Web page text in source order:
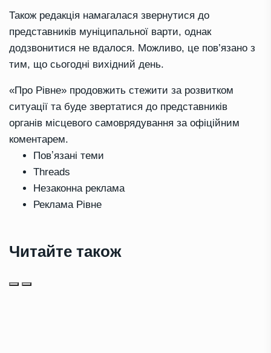
Також редакція намагалася звернутися до
представників муніципальної варти, однак
додзвонитися не вдалося. Можливо, це пов’язано з
тим, що сьогодні вихідний день.
«Про Рівне» продовжить стежити за розвитком
ситуації та буде звертатися до представників
органів місцевого самоврядування за офіційним
коментарем.
Повʼязані теми
Threads
Незаконна реклама
Реклама Рівне
Читайте також